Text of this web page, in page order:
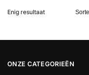
Enig resultaat
ONZE CATEGORIEËN